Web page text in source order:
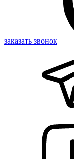
заказать звонок